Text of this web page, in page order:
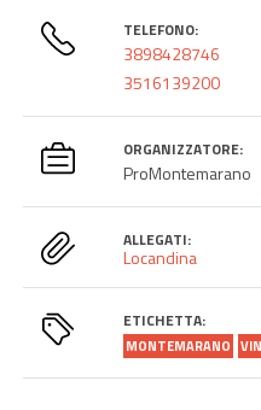
TELEFONO:
3898428746
3516139200
ORGANIZZATORE:
ProMontemarano
ALLEGATI:
Locandina
ETICHETTA:
MONTEMARANO